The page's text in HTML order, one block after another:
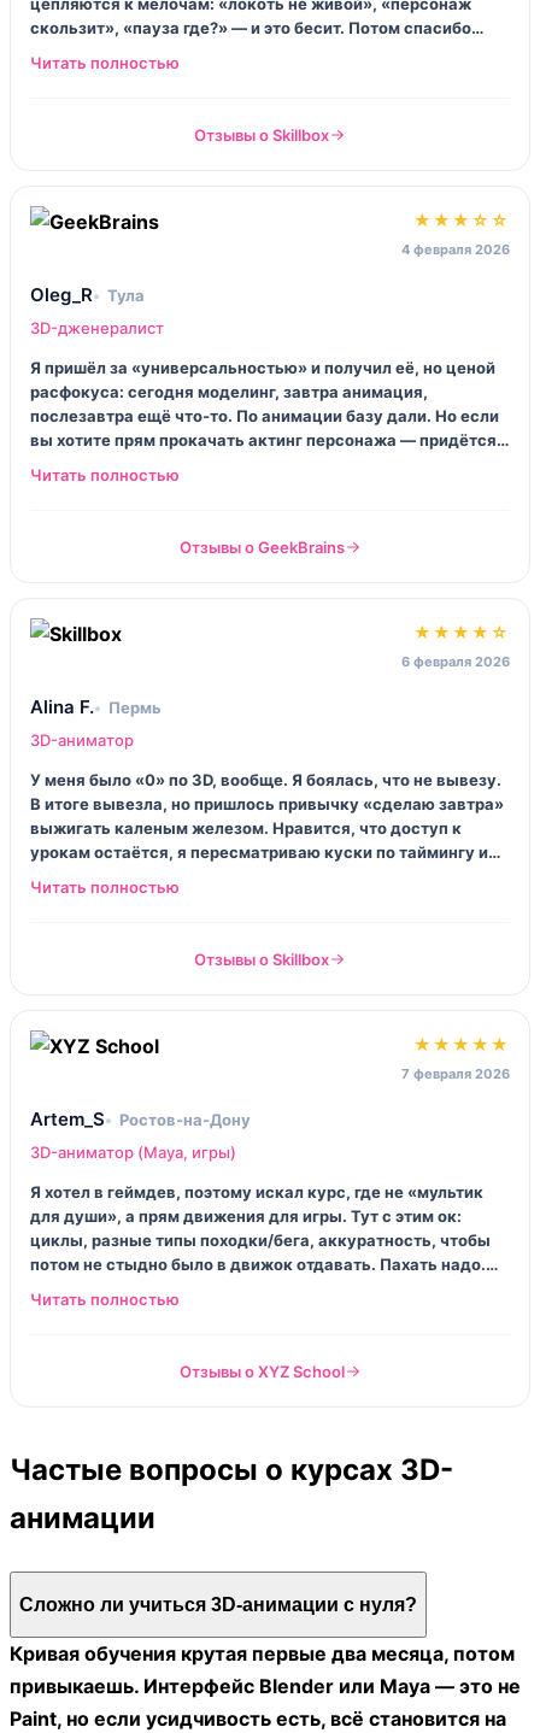
цепляются к мелочам: «локоть не живой», «персонаж
скользит», «пауза где?» — и это бесит. Потом спасибо
говоришь. Я ещё не устроился, но уже есть работы,
Отзывы о Skillbox
★★★☆☆
4 февраля 2026
Oleg_R
Тула
3D-дженералист
Я пришёл за «универсальностью» и получил её, но ценой
расфокуса: сегодня моделинг, завтра анимация,
послезавтра ещё что‑то. По анимации базу дали. Но если
вы хотите прям прокачать актинг персонажа — придётся
добирать отдельно. Плюс в том, что ты понимаешь
Отзывы о GeekBrains
★★★★☆
6 февраля 2026
Alina F.
Пермь
3D-аниматор
У меня было «0» по 3D, вообще. Я боялась, что не вывезу.
В итоге вывезла, но пришлось привычку «сделаю завтра»
выжигать каленым железом. Нравится, что доступ к
урокам остаётся, я пересматриваю куски по таймингу и
по походке, когда забываю. Местами хочется больше
Отзывы о Skillbox
★★★★★
7 февраля 2026
Artem_S
Ростов‑на‑Дону
3D-аниматор (Maya, игры)
Я хотел в геймдев, поэтому искал курс, где не «мультик
для души», а прям движения для игры. Тут с этим ок:
циклы, разные типы походки/бега, аккуратность, чтобы
потом не стыдно было в движок отдавать. Пахать надо.
Это не страшилка, просто факт: если делать на пол‑силы,
Отзывы о XYZ School
Частые вопросы о курсах 3D-
анимации
Сложно ли учиться 3D-анимации с нуля?
Кривая обучения крутая первые два месяца, потом
привыкаешь. Интерфейс Blender или Maya — это не
Paint, но если усидчивость есть, всё становится на